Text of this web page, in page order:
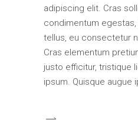
adipiscing elit. Cras
condimentum
tellus, eu consectetur
Cras elementum
justo efficitur, tristique
ipsum. Quisque augue